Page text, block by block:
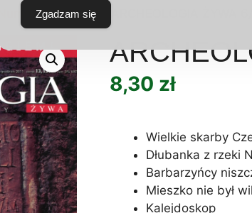
AŻ/2011
8,30 zł
Wielkie skarby
Dłubanka z rzeki
Barbarzyńcy
Mieszko nie był
Kalejdoskop
Zgadzam się